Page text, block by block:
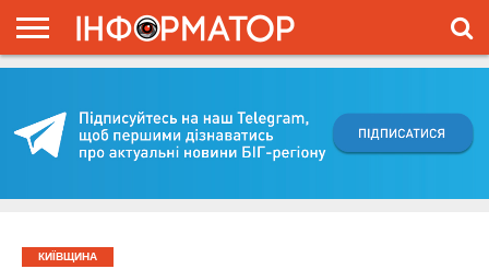
ПРОЄКТ
КИЇВЩИНА